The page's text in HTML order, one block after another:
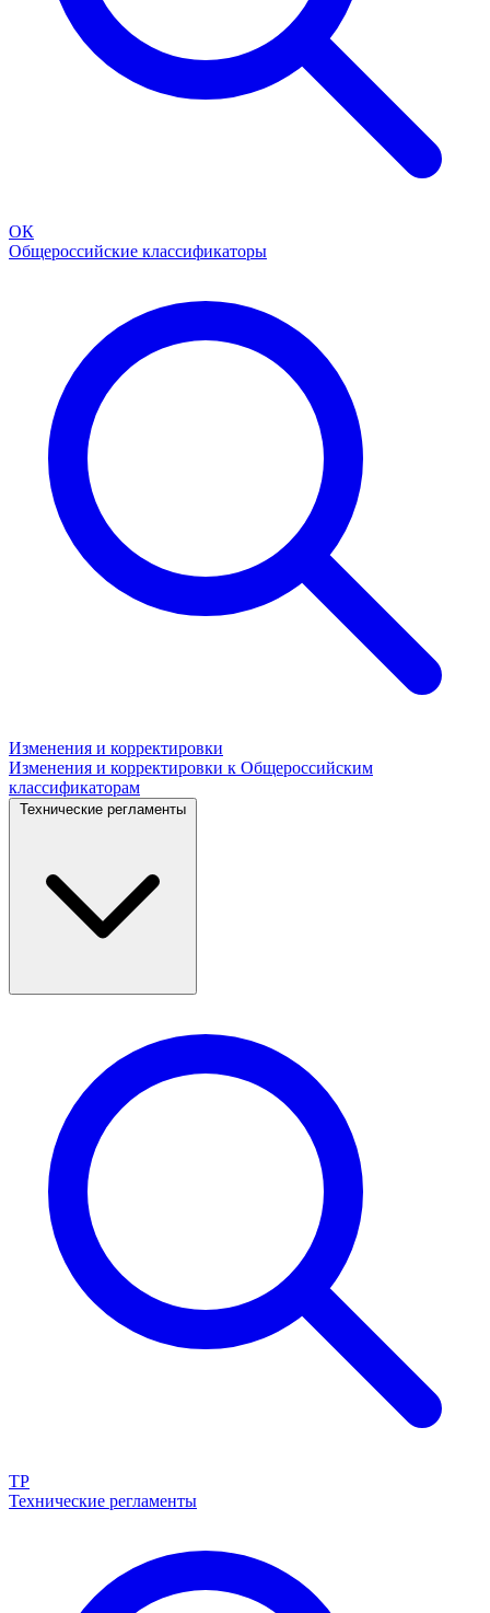
ОК
Общероссийские классификаторы
Изменения и корректировки
Изменения и корректировки к Общероссийским
классификаторам
Технические регламенты
ТР
Технические регламенты